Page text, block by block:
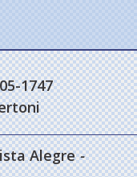
1747
Alegre-